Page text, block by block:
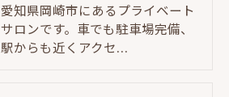
愛知県岡崎市にあるプライベート
サロンです。車でも駐車場完備、
駅からも近くアクセ…